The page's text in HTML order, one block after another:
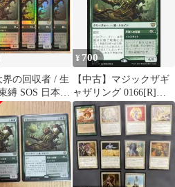
日本語
セット
¥ 700
【中古】マジックザギ
ャザリング 0166[R]：
【SOS】大界の回収
者/Vastlands Scavenger